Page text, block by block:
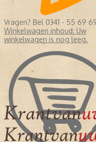
Vragen? Bel 0341 - 55 69
Winkelwagen inhoud: Uw
winkelwagen is nog leeg.